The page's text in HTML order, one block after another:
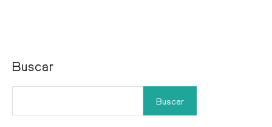
Buscar
Buscar